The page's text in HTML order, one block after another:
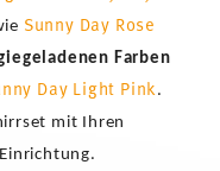
Sunny Day Rose
Farben
Day Light Pink.
mit Ihren